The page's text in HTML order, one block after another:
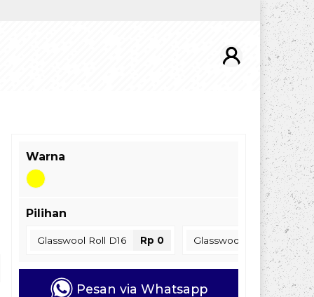
Warna
Pilihan
Glasswool Roll D16 Rp 0 Glasswool Roll D24
Pesan via Whatsapp